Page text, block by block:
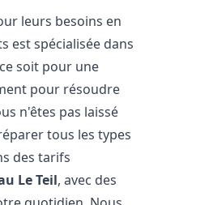
leurs besoins en
est spécialisée dans
soit pour une
pour résoudre
n'êtes pas laissé
tous les types
des tarifs
Le Teil, avec des